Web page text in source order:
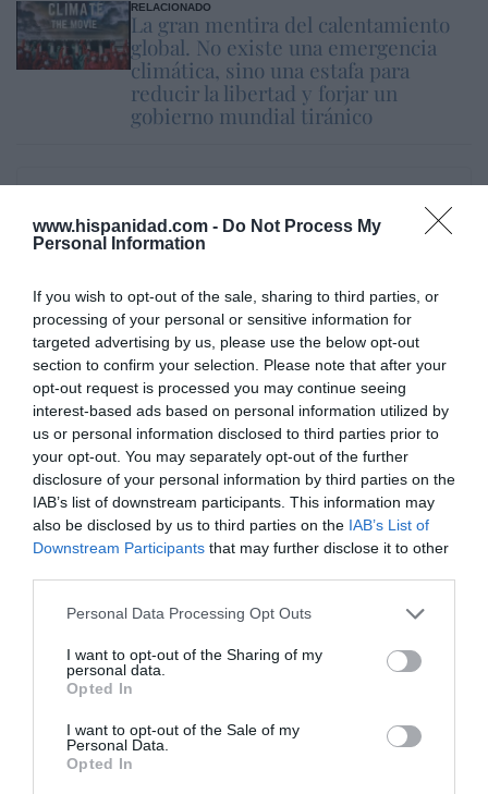
www.hispanidad.com - Do Not Process My
Personal Information
If you wish to opt-out of the sale, sharing to third parties, or
processing of your personal or sensitive information for
targeted advertising by us, please use the below opt-out
section to confirm your selection. Please note that after your
opt-out request is processed you may continue seeing
interest-based ads based on personal information utilized by
us or personal information disclosed to third parties prior to
your opt-out. You may separately opt-out of the further
disclosure of your personal information by third parties on the
IAB’s list of downstream participants. This information may
also be disclosed by us to third parties on the IAB’s List of
Downstream Participants that may further disclose it to other
Personal Data Processing Opt Outs
I want to opt-out of the Sharing of my
personal data.
Opted In
I want to opt-out of the Sale of my
Personal Data.
Opted In
RELACIONADO
La gran mentira del calentamiento
global. No existe una emergencia
climática, sino una estafa para
reducir la libertad y forjar un
gobierno mundial tiránico
Discurso de Váklav Klaus, nuevo presidente de
Clintel
¿Te ha interesado este artículo?
Suscríbete a nuestro newsletter y recibe cada dia
en tu correo lo más destacado de Hispanidad
Tu correo electrónico...